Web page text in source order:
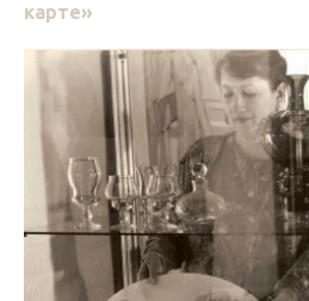
карте»